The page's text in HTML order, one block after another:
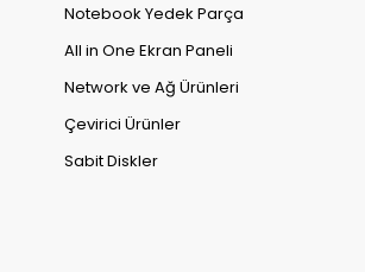
Notebook Yedek Parça
All in One Ekran Paneli
Network ve Ağ Ürünleri
Çevirici Ürünler
Sabit Diskler